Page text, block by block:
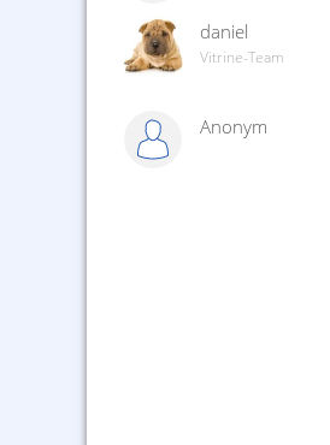
daniel
Vitrine-Team
Anonym